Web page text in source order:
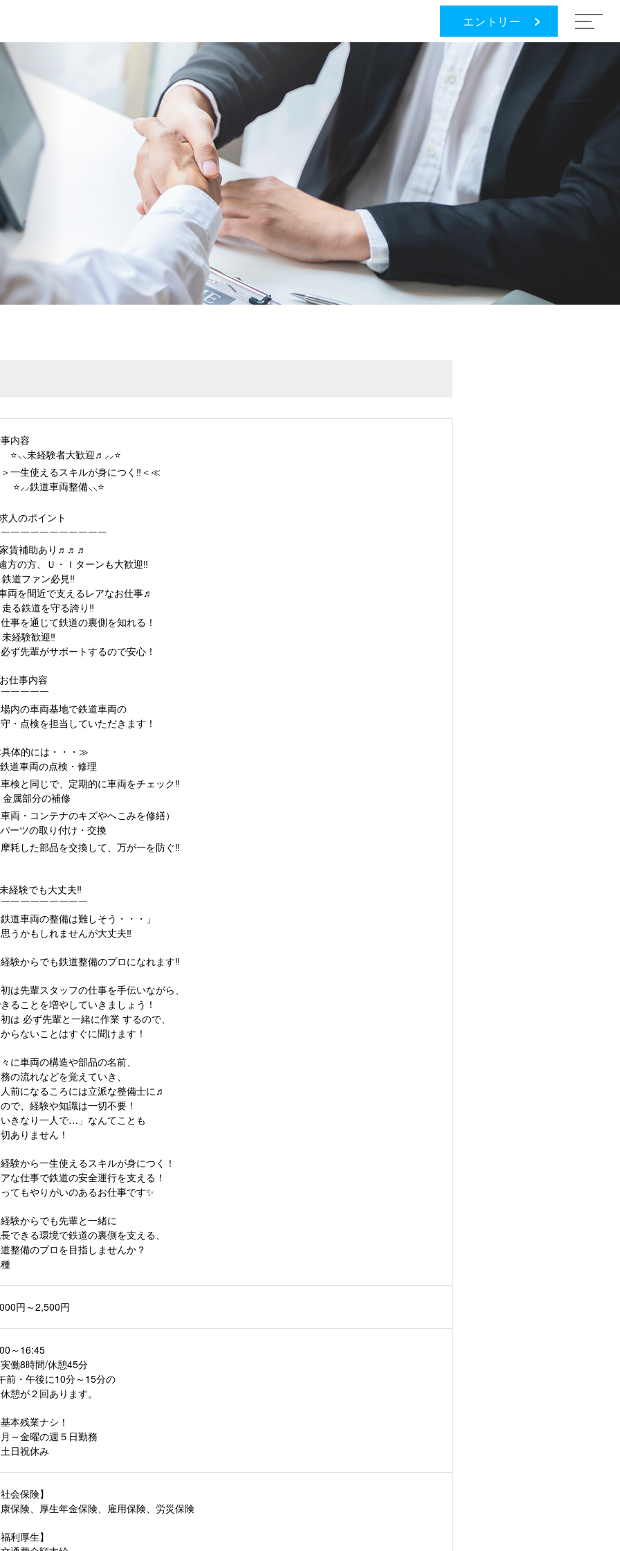
エントリー
内容
未経験者大歓迎♬⸝⸝⭐
一生使えるスキルが身につく‼＜≪
鉄道車両整備⸜⸜⭐
人のポイント
￣￣￣￣￣￣￣￣￣￣
賃補助あり♬♬♬
方の方、Ｕ・Ｉターンも大歓迎‼
鉄道ファン必見‼
両を間近で支えるレアなお仕事♬
走る鉄道を守る誇り‼
事を通じて鉄道の裏側を知れる！
未経験歓迎‼
ず先輩がサポートするので安心！
仕事内容
￣￣￣￣
内の車両基地で鉄道車両の
・点検を担当していただきます！
体的には・・・≫
道車両の点検・修理
検と同じで、定期的に車両をチェック‼
金属部分の補修
両・コンテナのキズやへこみを修繕）
ーツの取り付け・交換
耗した部品を交換して、万が一を防ぐ‼
経験でも大丈夫‼
￣￣￣￣￣￣￣￣
道車両の整備は難しそう・・・」
うかもしれませんが大丈夫‼
験からでも鉄道整備のプロになれます‼
は先輩スタッフの仕事を手伝いながら、
ることを増やしていきましょう！
は 必ず先輩と一緒に作業 するので、
らないことはすぐに聞けます！
に車両の構造や部品の名前、
の流れなどを覚えていき、
前になるころには立派な整備士に♬
で、経験や知識は一切不要！
きなり一人で…」なんてことも
ありません！
験から一生使えるスキルが身につく！
な仕事で鉄道の安全運行を支える！
てもやりがいのあるお仕事です✨
験からでも先輩と一緒に
できる環境で鉄道の裏側を支える、
整備のプロを目指しませんか？
円～2,500円
～16:45
8時間/休憩45分
前・午後に10分～15分の
が２回あります。
本残業ナシ！
～金曜の週５日勤務
日祝休み
会保険】
保険、厚生年金保険、雇用保険、労災保険
利厚生】